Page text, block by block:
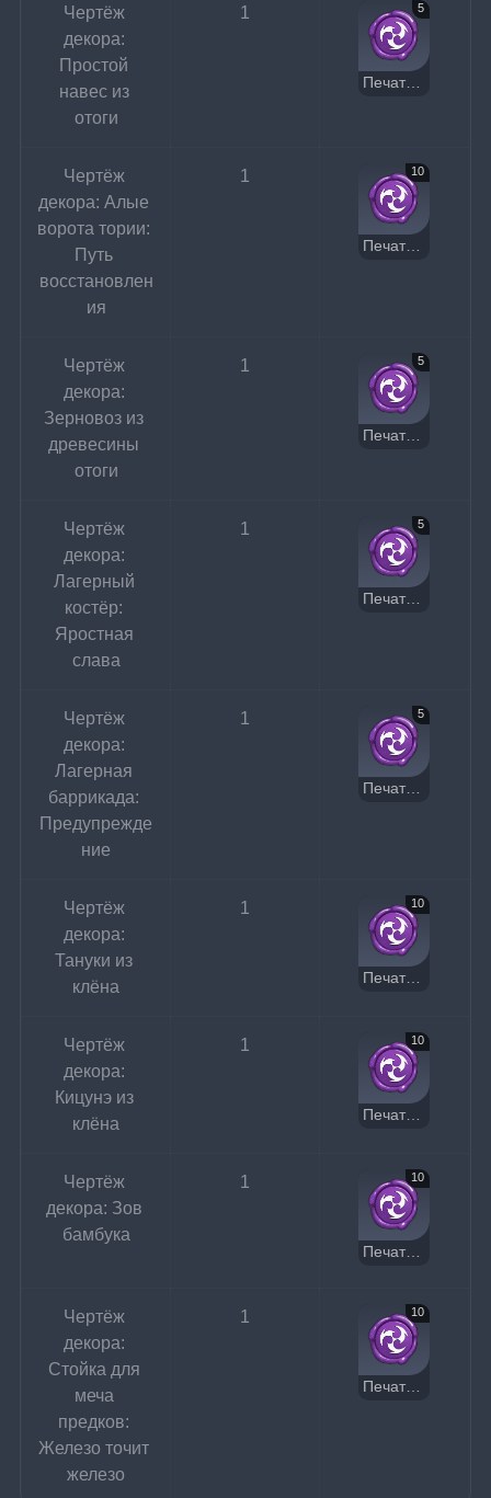
Чертёж
декора:
Простой
навес из
отоги
1 5
Печать Электро
Чертёж
декора: Алые
ворота тории:
Путь
восстановлен
ия
1 10
Печать Электро
Чертёж
декора:
Зерновоз из
древесины
отоги
1 5
Печать Электро
Чертёж
декора:
Лагерный
костёр:
Яростная
слава
1 5
Печать Электро
Чертёж
декора:
Лагерная
баррикада:
Предупрежде
ние
1 5
Печать Электро
Чертёж
декора:
Тануки из
клёна
1 10
Печать Электро
Чертёж
декора:
Кицунэ из
клёна
1 10
Печать Электро
Чертёж
декора: Зов
бамбука
1 10
Печать Электро
Чертёж
декора:
Стойка для
меча
предков:
Железо точит
железо
1 10
Печать Электро